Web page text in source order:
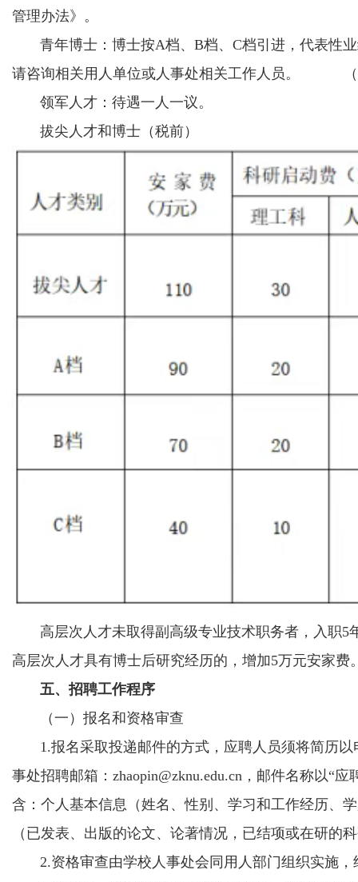
管理办法》。
青年博士：博士按A档、B档、C档引进，代表性业
请咨询相关用人单位或人事处相关工作人员。
领军人才：待遇一人一议。
拔尖人才和博士（税前）
高层次人才未取得副高级专业技术职务者，入职5
高层次人才具有博士后研究经历的，增加5万元安家费
五、招聘工作程序
（一）报名和资格审查
1.报名采取投递邮件的方式，应聘人员须将简历以
事处招聘邮箱：zhaopin@zknu.edu.cn，邮件名称以“
含：个人基本信息（姓名、性别、学习和工作经历、
（已发表、出版的论文、论著情况，已结项或在研的
2.资格审查由学校人事处会同用人部门组织实施，